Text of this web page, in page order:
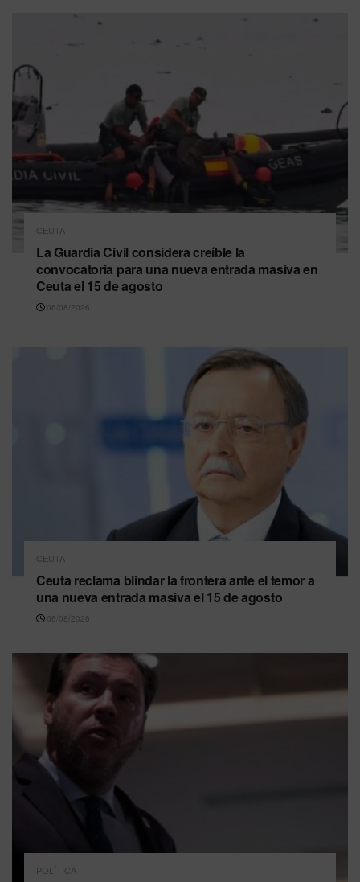
CEUTA
La Guardia Civil considera creíble la
convocatoria para una nueva entrada masiva en
Ceuta el 15 de agosto
06/08/2026
CEUTA
Ceuta reclama blindar la frontera ante el temor a
una nueva entrada masiva el 15 de agosto
06/08/2026
POLÍTICA